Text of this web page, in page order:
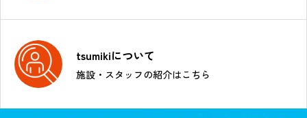
tsumikiについて
施設・スタッフの紹介はこちら